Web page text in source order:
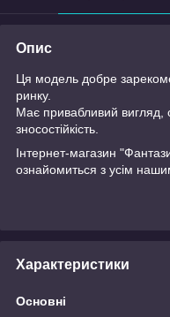
Опис
Ця модель добре
ринку.
Має привабливий вигляд,
зносостійкість.
Інтернет-магазин
ознайомиться з усім
Характеристики
Основні